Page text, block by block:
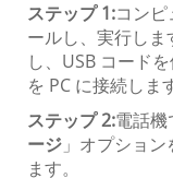
ステップ 1:コン
ールし、実行しま
し、USB コード
を PC に接続しま
ステップ 2:電話機
ージ 」オプショ
ます。